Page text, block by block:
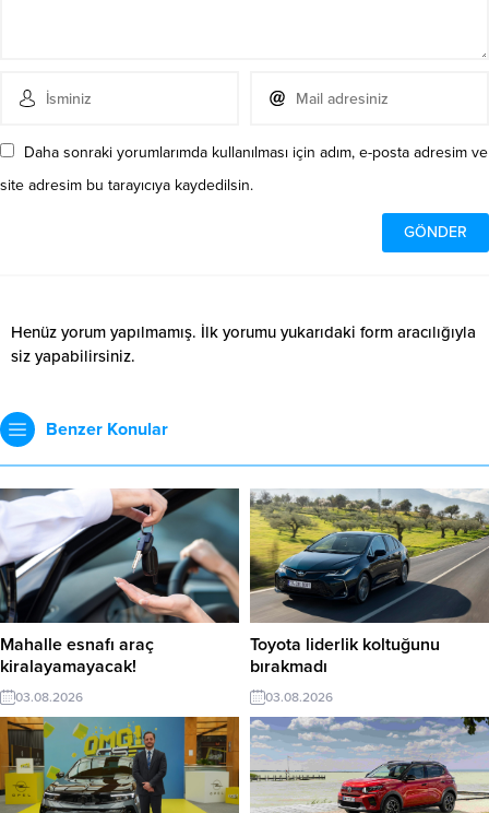
Daha sonraki yorumlarımda kullanılması için adım, e-posta adresim ve
site adresim bu tarayıcıya kaydedilsin.
Henüz yorum yapılmamış. İlk yorumu yukarıdaki form aracılığıyla
siz yapabilirsiniz.
Benzer Konular
Mahalle esnafı araç
kiralayamayacak!
03.08.2026
Toyota liderlik koltuğunu
bırakmadı
03.08.2026